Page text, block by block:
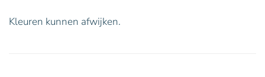
Kleuren kunnen afwijken.